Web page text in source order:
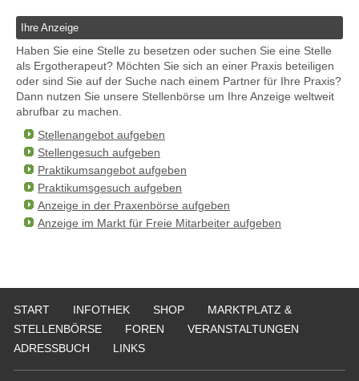
Ihre Anzeige
Haben Sie eine Stelle zu besetzen oder suchen Sie eine Stelle
als Ergotherapeut? Möchten Sie sich an einer Praxis beteiligen
oder sind Sie auf der Suche nach einem Partner für Ihre Praxis?
Dann nutzen Sie unsere Stellenbörse um Ihre Anzeige weltweit
abrufbar zu machen.
Stellenangebot aufgeben
Stellengesuch aufgeben
Praktikumsangebot aufgeben
Praktikumsgesuch aufgeben
Anzeige in der Praxenbörse aufgeben
Anzeige im Markt für Freie Mitarbeiter aufgeben
START INFOTHEK SHOP
MARKTPLATZ &
STELLENBÖRSE
FOREN
VERANSTALTUNGEN
ADRESSBUCH
LINKS